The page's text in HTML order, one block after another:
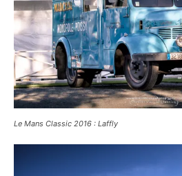
Le Mans Classic 2016 : Laffly